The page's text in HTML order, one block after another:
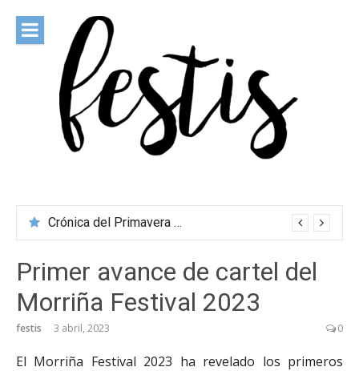
contenido
Crónica del Primavera Sound Porto 2026
Primer avance de cartel del
Morriña Festival 2023
festis 3 abril, 2023 0
El Morriña Festival 2023 ha revelado los primeros